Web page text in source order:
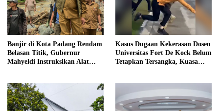
Banjir di Kota Padang Rendam
Belasan Titik, Gubernur
Mahyeldi Instruksikan Alat
Kasus Dugaan Kekerasan Dosen
Universitas Fort De Kock Belum
Tetapkan Tersangka, Kuasa